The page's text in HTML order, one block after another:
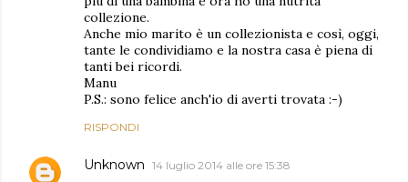
collezione.
Anche mio marito è un collezionista e così, oggi,
tante le condividiamo e la nostra casa è piena di
tanti bei ricordi.
Manu
P.S.: sono felice anch'io di averti trovata :-)
RISPONDI
Unknown 14 luglio 2014 alle ore 15:38